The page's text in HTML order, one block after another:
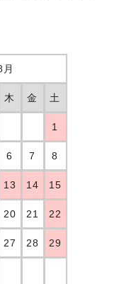
木 金 土
1
6 7 8
13 14 15
20 21 22
27 28 29